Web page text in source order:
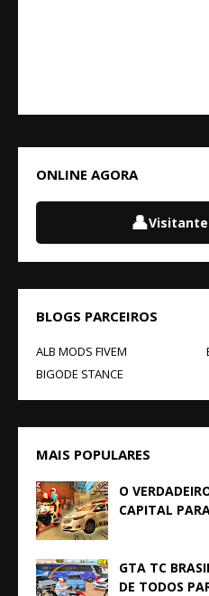
ONLINE AGORA
👤
BLOGS PARCEIROS
ALB MODS FIVEM
BIGODE STANCE
MAIS POPULARES
O
CAPITAL
GTA TC
DE TODOS